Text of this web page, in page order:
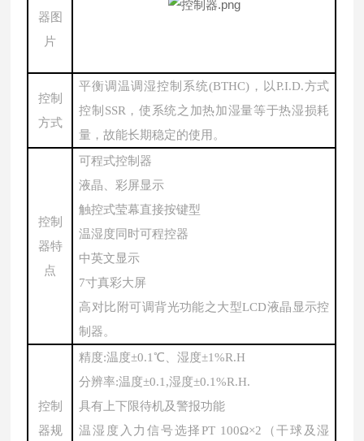
器图
片
控制
方式
平衡调温调湿控制系统(BTHC)，以P.I.D.方式
控制SSR，使系统之加热加湿量等于热湿损耗
量，故能长期稳定的使用。
控制
器特
点
可程式控制器
液晶、彩屏显示
触控式莹幕直接按键型
温湿度同时可程控器
中英文显示
7寸真彩大屏
高对比附可调背光功能之大型LCD液晶显示控
制器。
控制
器规
精度:温度±0.1℃、湿度±1%R.H
分辨率:温度±0.1,湿度±0.1%R.H.
具有上下限待机及警报功能
温湿度入力信号选择PT 100Ω×2（干球及湿